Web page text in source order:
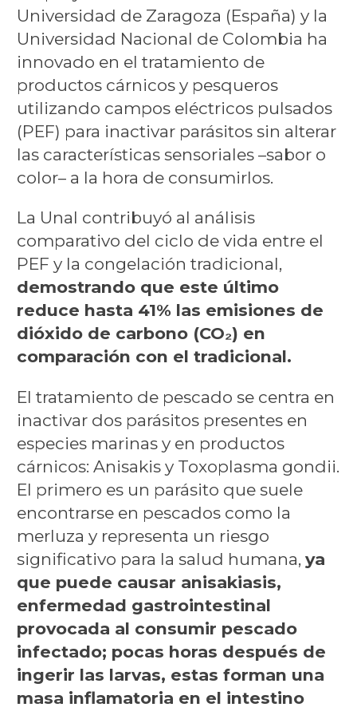
Universidad de Zaragoza (España) y la
Universidad Nacional de Colombia ha
innovado en el tratamiento de
productos cárnicos y pesqueros
utilizando campos eléctricos pulsados
(PEF) para inactivar parásitos sin alterar
las características sensoriales –sabor o
color– a la hora de consumirlos.
La Unal contribuyó al análisis
comparativo del ciclo de vida entre el
PEF y la congelación tradicional,
demostrando que este último
reduce hasta 41% las emisiones de
dióxido de carbono (CO₂) en
comparación con el tradicional.
El tratamiento de pescado se centra en
inactivar dos parásitos presentes en
especies marinas y en productos
cárnicos: Anisakis y Toxoplasma gondii.
El primero es un parásito que suele
encontrarse en pescados como la
merluza y representa un riesgo
significativo para la salud humana, ya
que puede causar anisakiasis,
enfermedad gastrointestinal
provocada al consumir pescado
infectado; pocas horas después de
ingerir las larvas, estas forman una
masa inflamatoria en el intestino